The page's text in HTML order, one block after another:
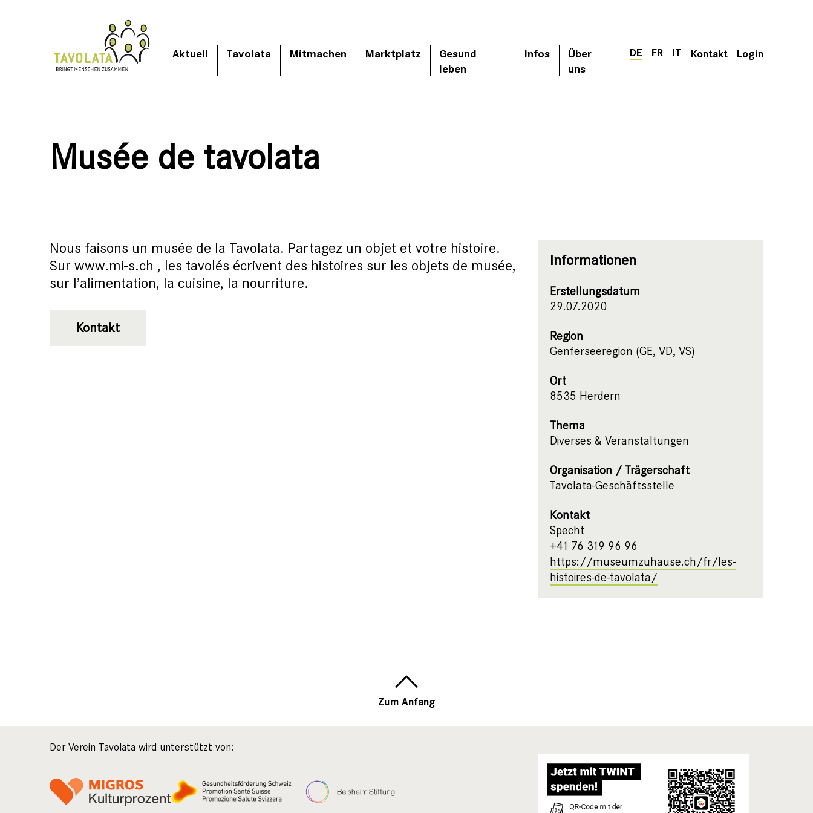
Aktuell Tavolata Mitmachen Marktplatz
Gesund
leben
Infos
Über
uns
DE FR IT Kontakt Login
Musée de tavolata
Nous faisons un musée de la Tavolata. Partagez un objet et votre histoire.
Sur www.mi-s.ch , les tavolés écrivent des histoires sur les objets de musée,
sur l’alimentation, la cuisine, la nourriture.
Kontakt
Informationen
Erstellungsdatum
29.07.2020
Region
Genferseeregion (GE, VD, VS)
Ort
8535 Herdern
Thema
Diverses & Veranstaltungen
Organisation / Trägerschaft
Tavolata-Geschäftsstelle
Kontakt
Specht
+41 76 319 96 96
https://museumzuhause.ch/fr/les-
histoires-de-tavolata/
Zum Anfang
Der Verein Tavolata wird unterstützt von: